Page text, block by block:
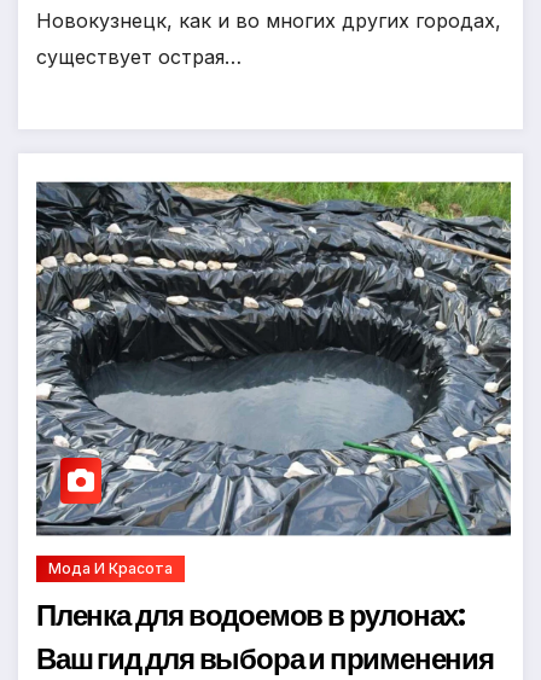
Новокузнецк, как и во многих других городах,
существует острая…
Мода И Красота
Пленка для водоемов в рулонах:
Ваш гид для выбора и применения